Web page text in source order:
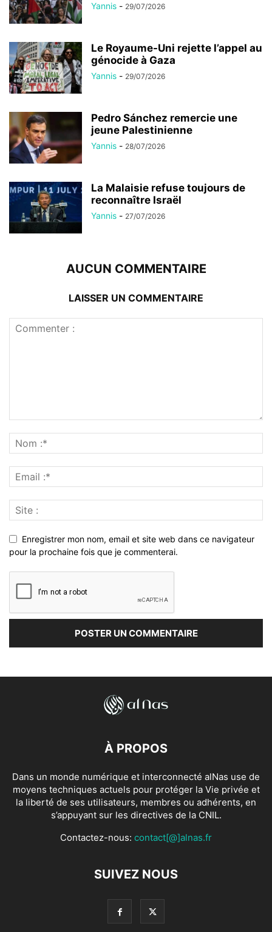
Yannis - 29/07/2026
Le Royaume-Uni rejette l’appel au
génocide à Gaza
Yannis - 29/07/2026
Pedro Sánchez remercie une
jeune Palestinienne
Yannis - 28/07/2026
La Malaisie refuse toujours de
reconnaître Israël
Yannis - 27/07/2026
AUCUN COMMENTAIRE
LAISSER UN COMMENTAIRE
Enregistrer mon nom, email et site web dans ce navigateur
pour la prochaine fois que je commenterai.
À PROPOS
Dans un monde numérique et interconnecté alNas use de
moyens techniques actuels pour protéger la Vie privée et
la liberté de ses utilisateurs, membres ou adhérents, en
s’appuyant sur les directives de la CNIL.
Contactez-nous: contact[@]alnas.fr
SUIVEZ NOUS